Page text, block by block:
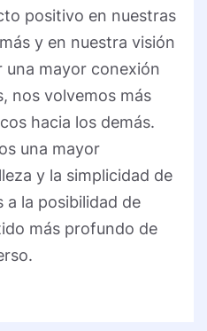
positivo en nuestras
y en nuestra visión
una mayor conexión
nos volvemos más
hacia los demás.
una mayor
y la simplicidad de
a la posibilidad de
más profundo de